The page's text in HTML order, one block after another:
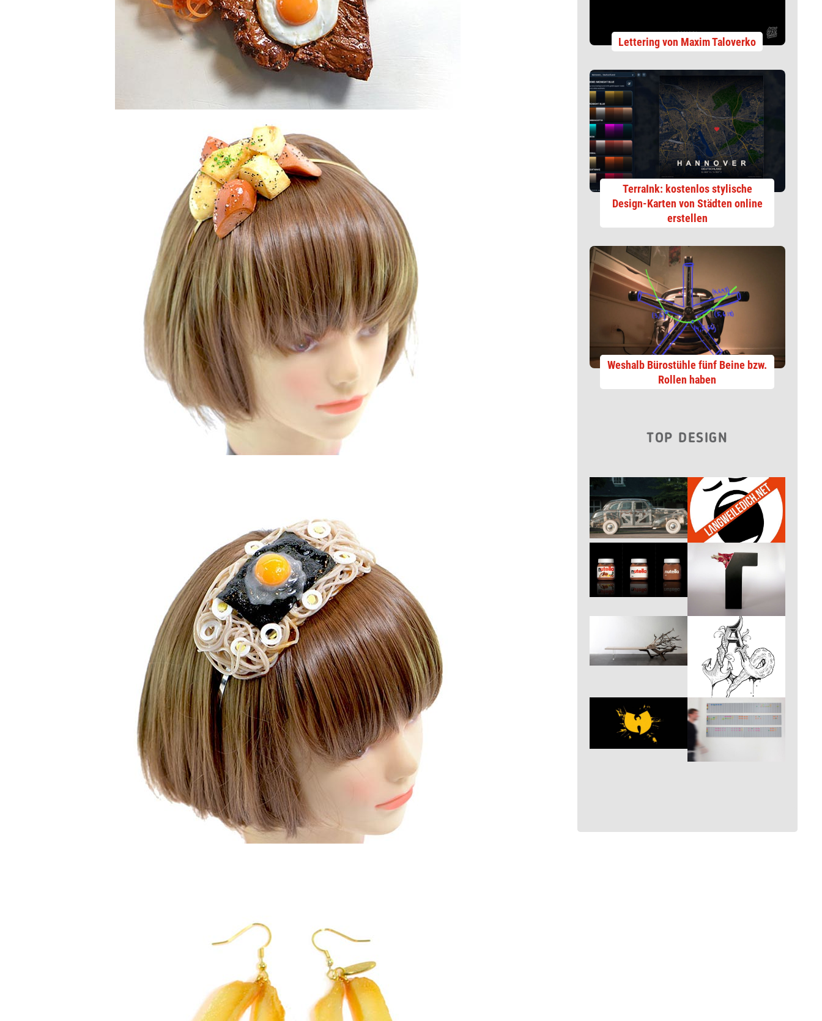
Lettering von Maxim Taloverko
TerraInk: kostenlos stylische
Design-Karten von Städten online
erstellen
Weshalb Bürostühle fünf Beine bzw.
Rollen haben
TOP DESIGN